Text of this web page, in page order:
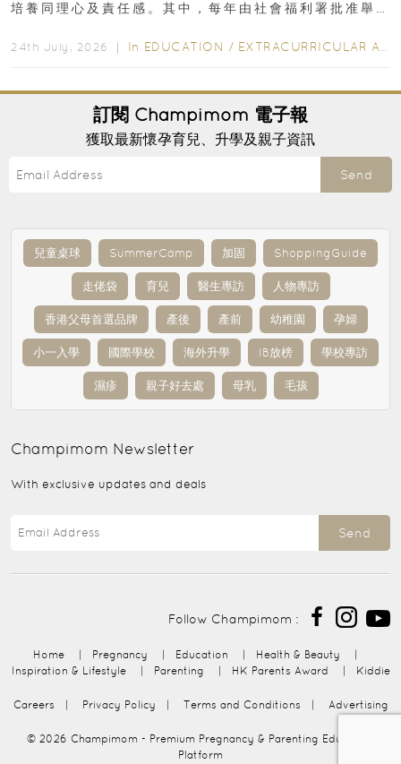
培養同理心及責任感。其中，每年由社會福利署批准舉
24th July, 2026 ｜ In EDUCATION / EXTRACURRICULAR ACTIVITIES
訂閱 Champimom 電子報
獲取最新懷孕育兒、升學及親子資訊
Send
兒童桌球 SummerCamp 加固 ShoppingGuide
走佬袋 育兒 醫生專訪 人物專訪
香港父母首選品牌 產後 產前 幼稚園 孕婦
小一入學 國際學校 海外升學 IB放榜 學校專訪
濕疹 親子好去處 母乳 毛孩
Champimom Newsletter
With exclusive updates and deals
Send
Follow Champimom :
Home | Pregnancy | Education | Health & Beauty
|
Inspiration & Lifestyle
| Parenting | HK Parents Award | Kiddie
Careers | Privacy Policy | Terms and Conditions | Advertising
© 2026 Champimom - Premium Pregnancy & Parenting Education
Platform